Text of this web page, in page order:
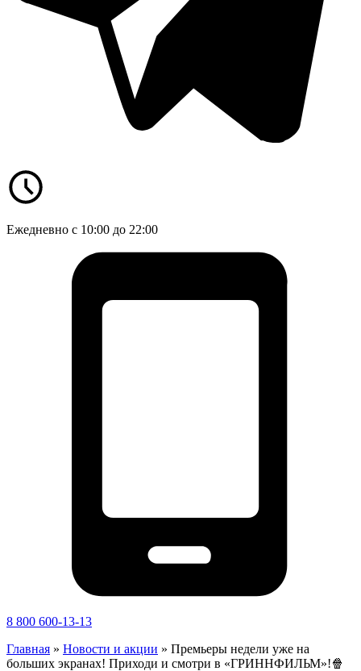
Ежедневно с 10:00 до 22:00
8 800 600-13-13
Главная » Новости и акции » Премьеры недели уже на
больших экранах! Приходи и смотри в «ГРИННФИЛЬМ»!🍿